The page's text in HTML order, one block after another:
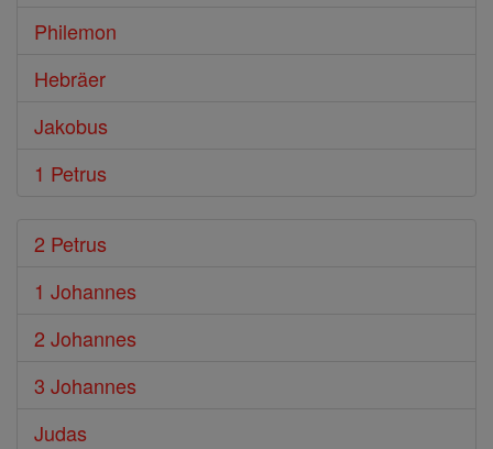
Philemon
Hebräer
Jakobus
1 Petrus
2 Petrus
1 Johannes
2 Johannes
3 Johannes
Judas